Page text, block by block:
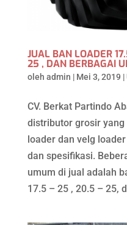
JUAL BAN LOADER
25 , DAN BERBAGAI
oleh admin | Mei 3, 2019 |
CV. Berkat Partindo
distributor grosir
loader dan velg
dan spesifikasi.
umum di jual adalah
17.5 – 25 , 20.5 – 25,